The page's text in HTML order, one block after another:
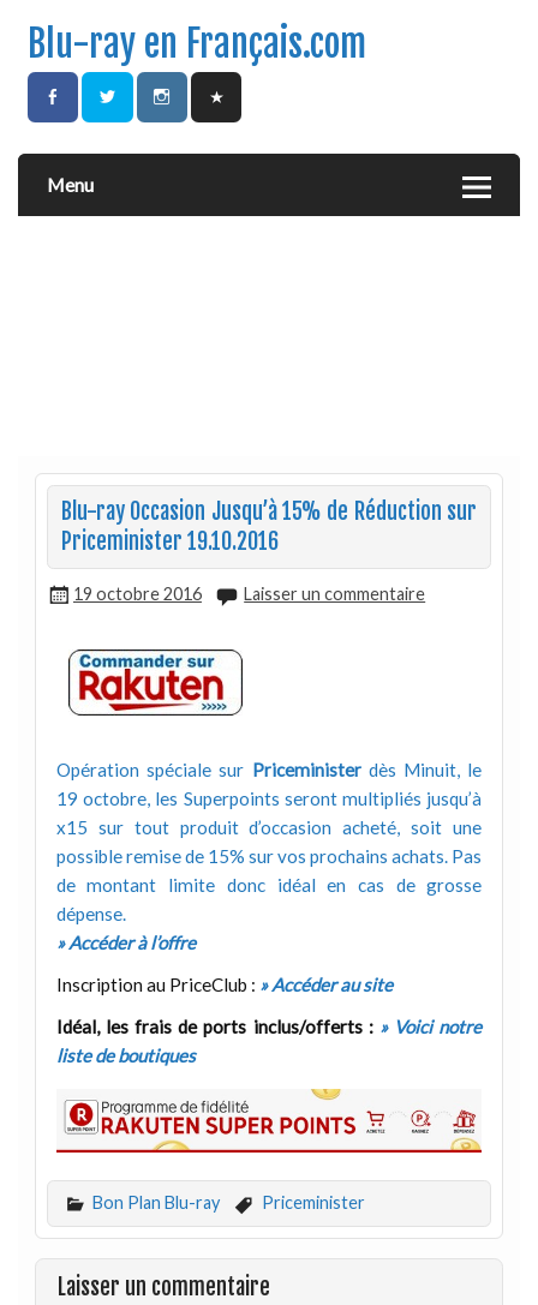
Blu-ray en Français.com
Menu
Blu-ray Occasion Jusqu’à 15% de Réduction sur
Priceminister 19.10.2016
19 octobre 2016 Laisser un commentaire
Opération spéciale sur Priceministerdès Minuit, le
19 octobre, les Superpoints seront multipliés jusqu’à
x15 sur tout produit d’occasion acheté, soit une
possible remise de 15% sur vos prochains achats. Pas
de montant limite donc idéal en cas de grosse
dépense.
» Accéder à l’offre
Inscription au PriceClub : » Accéder au site
Idéal, les frais de ports inclus/offerts : » Voici notre
liste de boutiques
Bon Plan Blu-ray Priceminister
Laisser un commentaire